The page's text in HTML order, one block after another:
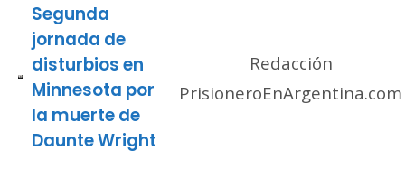
Segunda
jornada de
disturbios en
Minnesota por
la muerte de
Daunte Wright
Redacción
PrisioneroEnArgentina.com